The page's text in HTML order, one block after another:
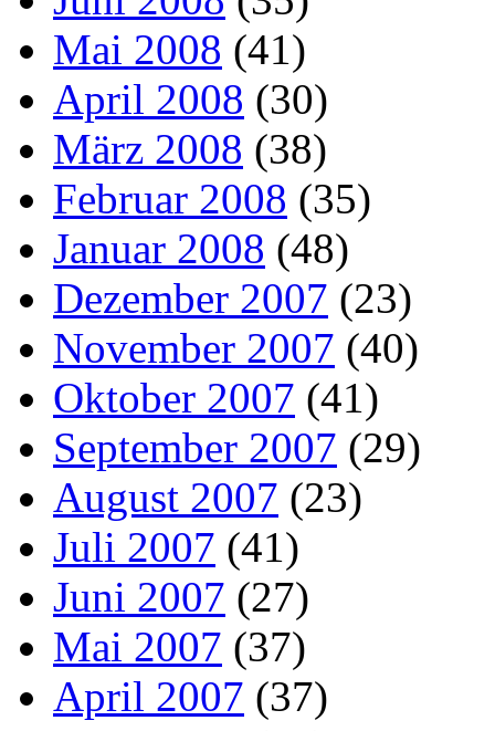
Mai 2008 (41)
April 2008 (30)
März 2008 (38)
Februar 2008 (35)
Januar 2008 (48)
Dezember 2007 (23)
November 2007 (40)
Oktober 2007 (41)
September 2007 (29)
August 2007 (23)
Juli 2007 (41)
Juni 2007 (27)
Mai 2007 (37)
April 2007 (37)